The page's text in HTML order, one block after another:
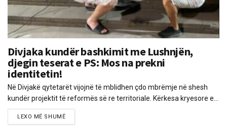
Divjaka kundër bashkimit me Lushnjën,
djegin teserat e PS: Mos na prekni
identitetin!
Në Divjakë qytetarët vijojnë të mblidhen çdo mbrëmje në shesh
kundër projektit të reformës së re territoriale. Kërkesa kryesore e...
LEXO MË SHUMË